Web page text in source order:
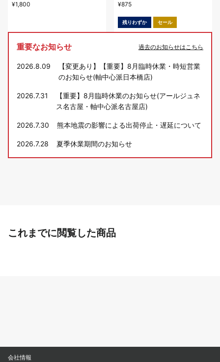
¥1,800 ¥875
残りわずか セール
重要なお知らせ 過去のお知らせはこちら
2026.8.09
【変更あり】【重要】8月臨時休業・時短営業
のお知らせ(軸中心派日本橋店)
2026.7.31
【重要】8月臨時休業のお知らせ(アールジュネ
ス名古屋・軸中心派名古屋店)
2026.7.30 熊本地震の影響による出荷停止・遅延について
2026.7.28 夏季休業期間のお知らせ
これまでに閲覧した商品
会社情報